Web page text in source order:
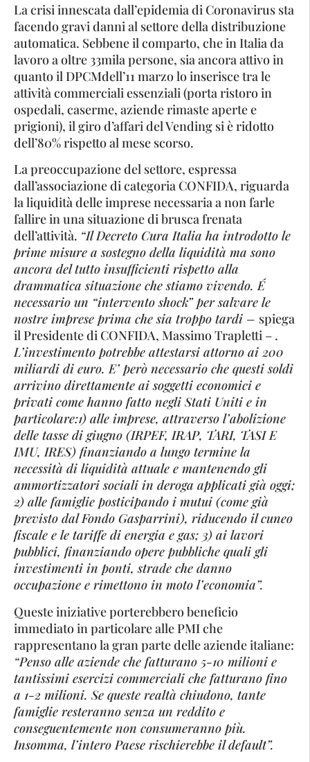
La crisi innescata dall’epidemia di Coronavirus sta
facendo gravi danni al settore della distribuzione
automatica. Sebbene il comparto, che in Italia da
lavoro a oltre 33mila persone, sia ancora attivo in
quanto il DPCMdell’11 marzo lo inserisce tra le
attività commerciali essenziali (porta ristoro in
ospedali, caserme, aziende rimaste aperte e
prigioni), il giro d’affari del Vending si è ridotto
dell’80% rispetto al mese scorso.
La preoccupazione del settore, espressa
dall’associazione di categoria CONFIDA, riguarda
la liquidità delle imprese necessaria a non farle
fallire in una situazione di brusca frenata
dell’attività. “Il Decreto Cura Italia ha introdotto le
prime misure a sostegno della liquidità ma sono
ancora del tutto insufficienti rispetto alla
drammatica situazione che stiamo vivendo. É
necessario un “intervento shock” per salvare le
nostre imprese prima che sia troppo tardi – spiega
il Presidente di CONFIDA, Massimo Trapletti – .
L’investimento potrebbe attestarsi attorno ai 200
miliardi di euro. E’ però necessario che questi soldi
arrivino direttamente ai soggetti economici e
privati come hanno fatto negli Stati Uniti e in
particolare:1) alle imprese, attraverso l’abolizione
delle tasse di giugno (IRPEF, IRAP, TARI, TASI E
IMU, IRES) finanziando a lungo termine la
necessità di liquidità attuale e mantenendo gli
ammortizzatori sociali in deroga applicati già oggi;
2) alle famiglie posticipando i mutui (come già
previsto dal Fondo Gasparrini), riducendo il cuneo
fiscale e le tariffe di energia e gas; 3) ai lavori
pubblici, finanziando opere pubbliche quali gli
investimenti in ponti, strade che danno
occupazione e rimettono in moto l’economia”.
Queste iniziative porterebbero beneficio
immediato in particolare alle PMI che
rappresentano la gran parte delle aziende italiane:
“Penso alle aziende che fatturano 5-10 milioni e
tantissimi esercizi commerciali che fatturano fino
a 1-2 milioni. Se queste realtà chiudono, tante
famiglie resteranno senza un reddito e
conseguentemente non consumeranno più.
Insomma, l’intero Paese rischierebbe il default”.